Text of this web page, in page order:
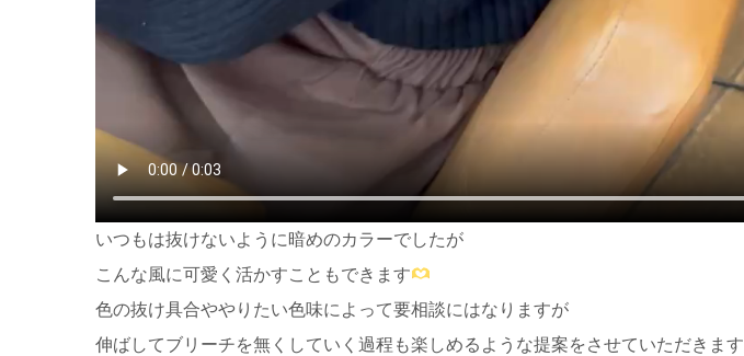
いつもは抜けないように暗めのカラーでしたが
こんな風に可愛く活かすこともできます
色の抜け具合ややりたい色味によって要相談にはなりますが
伸ばしてブリーチを無くしていく過程も楽しめるような提案をさせていただきます